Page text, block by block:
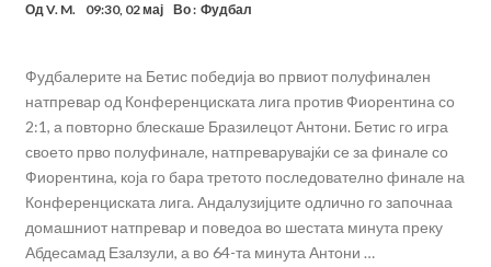
ОдV. M. 09:30, 02 мај Во : Фудбал
Фудбалерите на Бетис победија во првиот полуфинален
натпревар од Конференциската лига против Фиорентина со
2:1, а повторно блескаше Бразилецот Антони. Бетис го игра
своето прво полуфинале, натпреварувајќи се за финале со
Фиорентина, која го бара третото последователно финале на
Конференциската лига. Андалузијците одлично го започнаа
домашниот натпревар и поведоа во шестата минута преку
Абдесамад Езалзули, а во 64-та минута Антони …